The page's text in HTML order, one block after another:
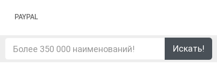
PAYPAL
Искать!